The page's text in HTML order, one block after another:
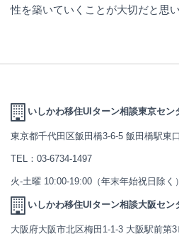
性を築いていくことが大切だと思い
いしかわ移住UIターン相談東京セン
東京都千代田区飯田橋3-6-5 飯田橋駅東
TEL： 03-6734-1497
火-土曜 10:00-19:00（年末年始祝日除く）
いしかわ移住UIターン相談大阪セン
大阪府大阪市北区梅田1-1-3 大阪駅前